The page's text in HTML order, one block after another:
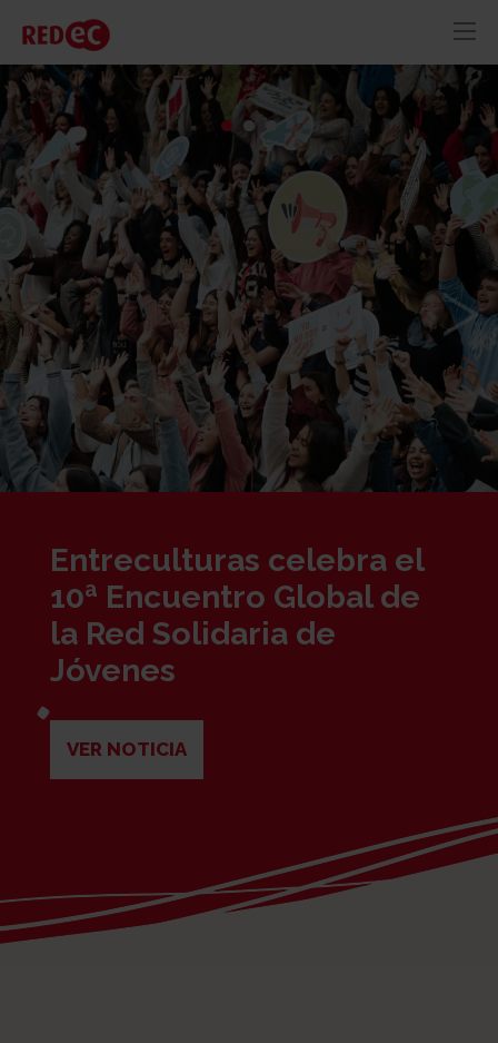
RECURSOS
ACTUALIDAD
CONTACTO
Entreculturas celebra el
10ª Encuentro Global de
la Red Solidaria de
Jóvenes
VER NOTICIA